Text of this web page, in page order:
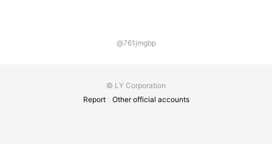
@761jmgbp
© LY Corporation
Report
Other official accounts